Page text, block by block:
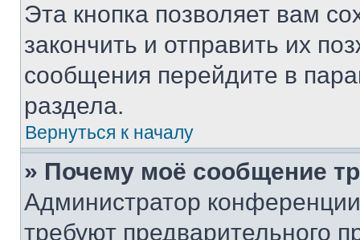
Эта кнопка позволяет вам
закончить и отправить их
сообщения перейдите в
раздела.
Вернуться к началу
» Почему моё сообщение
Администратор
требуют предварительного